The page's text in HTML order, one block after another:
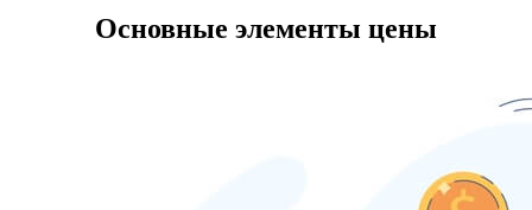
Основные элементы цены